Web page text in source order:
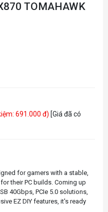
TOMAHAWK
691.000 đ) [Giá đã có
for gamers with a stable,
their PC builds. Coming up
40Gbps, PCIe 5.0 solutions,
EZ DIY features, it's ready